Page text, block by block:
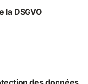
la DSGVO
des données